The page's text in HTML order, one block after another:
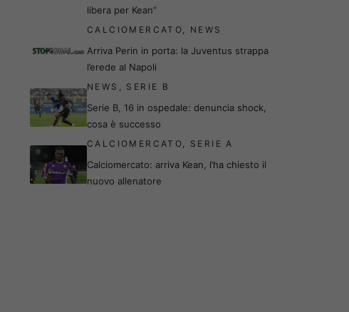
libera per Kean”
CALCIOMERCATO, NEWS
Arriva Perin in porta: la Juventus strappa
l’erede al Napoli
NEWS , SERIE B
Serie B, 16 in ospedale: denuncia shock,
cosa è successo
CALCIOMERCATO, SERIE A
Calciomercato: arriva Kean, l’ha chiesto il
nuovo allenatore